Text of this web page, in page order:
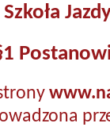
Szkoła